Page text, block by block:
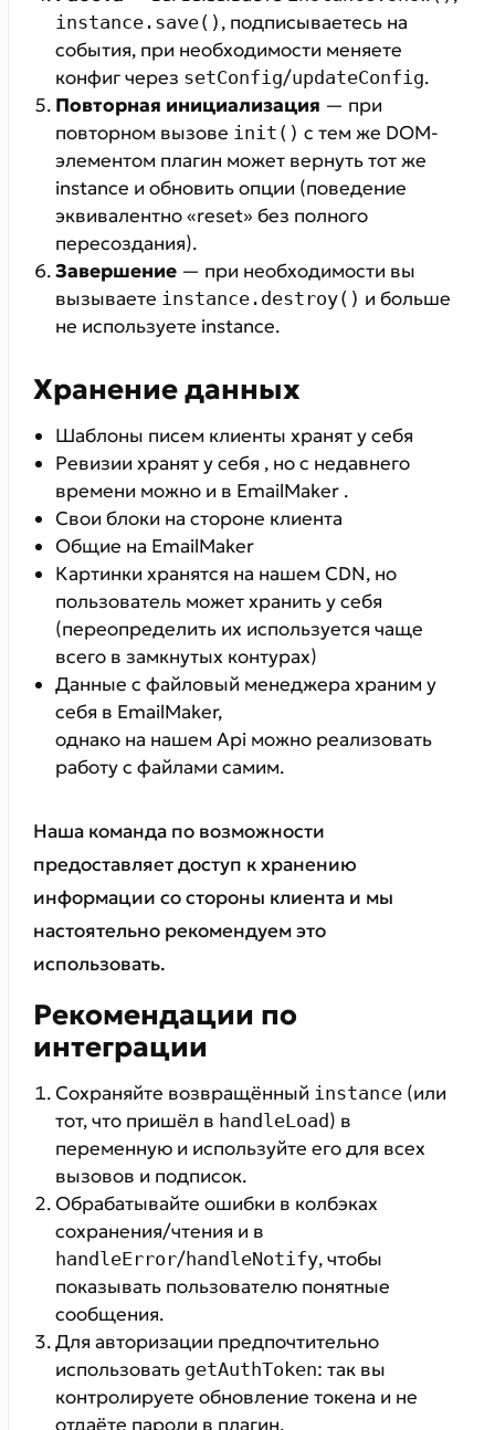
instance.save() , подписываетесь на
события, при необходимости меняете
конфиг через setConfig/updateConfig.
Повторная инициализация — при
повторном вызове init() с тем же DOM-
элементом плагин может вернуть тот же
instance и обновить опции (поведение
эквивалентно «reset» без полного
пересоздания).
Завершение — при необходимости вы
вызываете instance.destroy() и больше
не используете instance.
Хранение данных
Шаблоны писем клиенты хранят у себя
Ревизии хранят у себя , но с недавнего
времени можно и в EmailMaker .
Свои блоки на стороне клиента
Общие на EmailMaker
Картинки хранятся на нашем CDN, но
пользователь может хранить у себя
(переопределить их используется чаще
всего в замкнутых контурах)
Данные с файловый менеджера храним у
себя в EmailMaker,
однако на нашем Api можно реализовать
работу с файлами самим.
Наша команда по возможности
предоставляет доступ к хранению
информации со стороны клиента и мы
настоятельно рекомендуем это
использовать.
Рекомендации по
интеграции
Сохраняйте возвращённый instance (или
тот, что пришёл в handleLoad) в
переменную и используйте его для всех
вызовов и подписок.
Обрабатывайте ошибки в колбэках
сохранения/чтения и в
handleError/handleNotify, чтобы
показывать пользователю понятные
сообщения.
Для авторизации предпочтительно
использовать getAuthToken: так вы
контролируете обновление токена и не
отдаёте пароли в плагин.